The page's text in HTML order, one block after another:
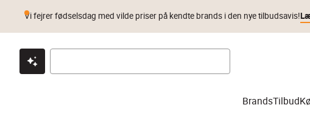
Klik & hent Byt i 1 år Prismatch
Vi fejrer fødselsdag med vilde priser på kendte brands i den nye tilbudsavis!
BrandsTilbud